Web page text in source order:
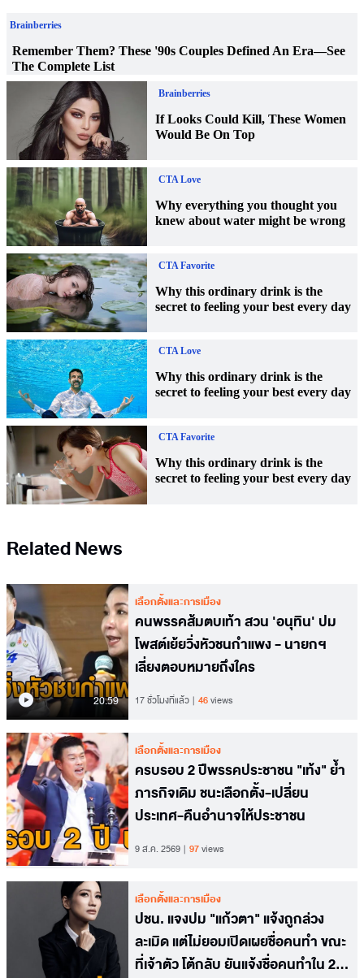
Related News
20.59
เลือกตั้งและการเมือง
คนพรรคส้มตบเท้า สวน 'อนุทิน' ปม
โพสต์เย้ยวิ่งหัวชนกำแพง - นายกฯ
เลี่ยงตอบหมายถึงใคร
17 ชั่วโมงที่แล้ว 46views
เลือกตั้งและการเมือง
ครบรอบ 2 ปีพรรคประชาชน "เท้ง" ย้ำ
ภารกิจเดิม ชนะเลือกตั้ง-เปลี่ยน
ประเทศ-คืนอำนาจให้ประชาชน
9 ส.ค. 2569 97views
เลือกตั้งและการเมือง
ปชน. แจงปม "แก้วตา" แจ้งถูกล่วง
ละเมิด แต่ไม่ยอมเปิดเผยชื่อคนทำ ขณะ
ที่เจ้าตัว โต้กลับ ยันแจ้งชื่อคนทำใน 24